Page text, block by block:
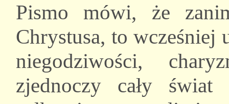
Pismo mówi, że
Chrystusa, to wcześniej
niegodziwości,
zjednoczy cały